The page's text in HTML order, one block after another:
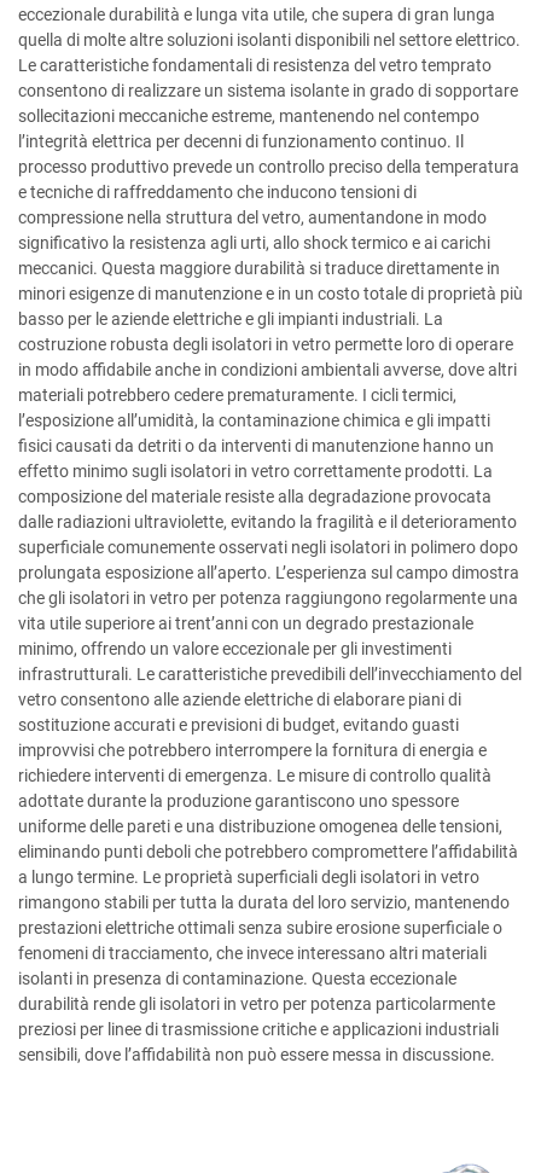
eccezionale durabilità e lunga vita utile, che supera di gran lunga
quella di molte altre soluzioni isolanti disponibili nel settore elettrico.
Le caratteristiche fondamentali di resistenza del vetro temprato
consentono di realizzare un sistema isolante in grado di sopportare
sollecitazioni meccaniche estreme, mantenendo nel contempo
l’integrità elettrica per decenni di funzionamento continuo. Il
processo produttivo prevede un controllo preciso della temperatura
e tecniche di raffreddamento che inducono tensioni di
compressione nella struttura del vetro, aumentandone in modo
significativo la resistenza agli urti, allo shock termico e ai carichi
meccanici. Questa maggiore durabilità si traduce direttamente in
minori esigenze di manutenzione e in un costo totale di proprietà più
basso per le aziende elettriche e gli impianti industriali. La
costruzione robusta degli isolatori in vetro permette loro di operare
in modo affidabile anche in condizioni ambientali avverse, dove altri
materiali potrebbero cedere prematuramente. I cicli termici,
l’esposizione all’umidità, la contaminazione chimica e gli impatti
fisici causati da detriti o da interventi di manutenzione hanno un
effetto minimo sugli isolatori in vetro correttamente prodotti. La
composizione del materiale resiste alla degradazione provocata
dalle radiazioni ultraviolette, evitando la fragilità e il deterioramento
superficiale comunemente osservati negli isolatori in polimero dopo
prolungata esposizione all’aperto. L’esperienza sul campo dimostra
che gli isolatori in vetro per potenza raggiungono regolarmente una
vita utile superiore ai trent’anni con un degrado prestazionale
minimo, offrendo un valore eccezionale per gli investimenti
infrastrutturali. Le caratteristiche prevedibili dell’invecchiamento del
vetro consentono alle aziende elettriche di elaborare piani di
sostituzione accurati e previsioni di budget, evitando guasti
improvvisi che potrebbero interrompere la fornitura di energia e
richiedere interventi di emergenza. Le misure di controllo qualità
adottate durante la produzione garantiscono uno spessore
uniforme delle pareti e una distribuzione omogenea delle tensioni,
eliminando punti deboli che potrebbero compromettere l’affidabilità
a lungo termine. Le proprietà superficiali degli isolatori in vetro
rimangono stabili per tutta la durata del loro servizio, mantenendo
prestazioni elettriche ottimali senza subire erosione superficiale o
fenomeni di tracciamento, che invece interessano altri materiali
isolanti in presenza di contaminazione. Questa eccezionale
durabilità rende gli isolatori in vetro per potenza particolarmente
preziosi per linee di trasmissione critiche e applicazioni industriali
sensibili, dove l’affidabilità non può essere messa in discussione.